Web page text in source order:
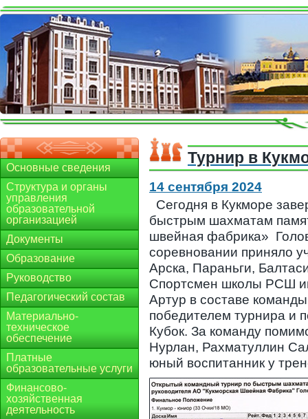
Основные сведения
Структура и органы
управления
образовательной
организацией
Документы
Образование
Руководство
Педагогический состав
Материально-
техническое
обеспечение
Платные
образовательные услуги
Финансово-
хозяйственная
деятельность
Турнир в
14 сентября 2024
Сегодня в Кукморе
быстрым шахматам
швейная фабрика»
соревновании приняло
Арска, Параньги,
Спортсмен школы РСШ
Артур в составе
победителем турнира и
Кубок. За команду
Нурлан, Рахматуллин
юный воспитанник у